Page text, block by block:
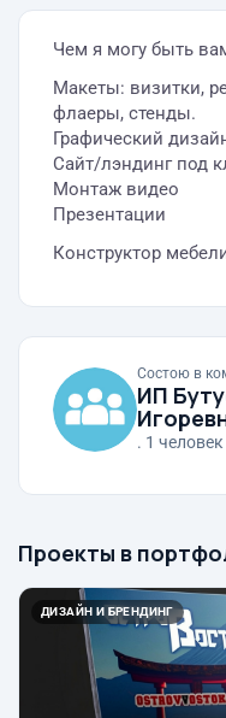
Чем я могу быть
Макеты: визитки,
флаеры, стенды.
Графический
Сайт/лэндинг под
Монтаж видео
Презентации
Конструктор
Состою в
ИП
. 1 человек
Проекты в
ДИЗАЙН И БРЕНДИНГ